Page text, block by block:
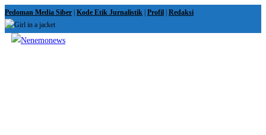
Skip
to
content
Pedoman Media Siber Kode Etik Jurnalistik Profil Redaksi